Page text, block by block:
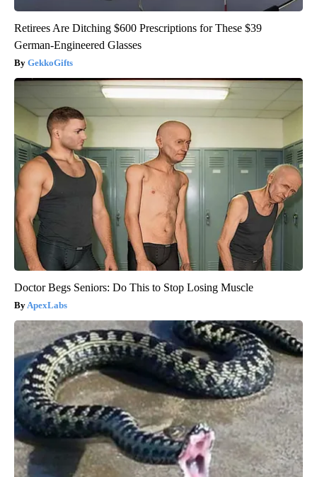
Retirees Are Ditching $600 Prescriptions for These $39
German-Engineered Glasses
GekkoGifts
Doctor Begs Seniors: Do This to Stop Losing Muscle
ApexLabs